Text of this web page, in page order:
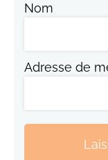
Nom
Adresse de